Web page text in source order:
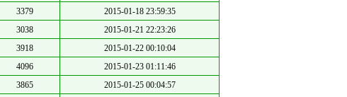
3379
2015-01-18 23:59:35
3038
2015-01-21 22:23:26
3918
2015-01-22 00:10:04
4096
2015-01-23 01:11:46
3865
2015-01-25 00:04:57